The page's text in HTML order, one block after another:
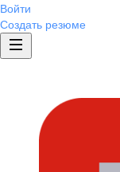
Войти
Создать резюме